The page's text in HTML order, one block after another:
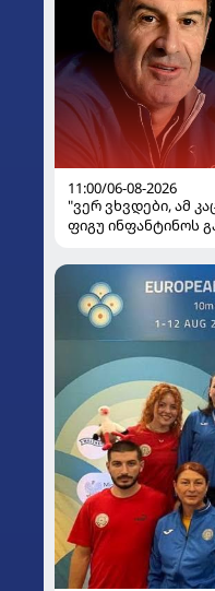
11:00/06-08-2026
"ვერ ვხვდები, ამ
ფიგუ ინფანტინოს